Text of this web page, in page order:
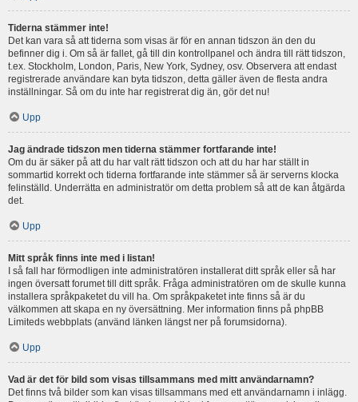
Tiderna stämmer inte!
Det kan vara så att tiderna som visas är för en annan tidszon än den du
befinner dig i. Om så är fallet, gå till din kontrollpanel och ändra till rätt tidszon,
t.ex. Stockholm, London, Paris, New York, Sydney, osv. Observera att endast
registrerade användare kan byta tidszon, detta gäller även de flesta andra
inställningar. Så om du inte har registrerat dig än, gör det nu!
Upp
Jag ändrade tidszon men tiderna stämmer fortfarande inte!
Om du är säker på att du har valt rätt tidszon och att du har har ställt in
sommartid korrekt och tiderna fortfarande inte stämmer så är serverns klocka
felinställd. Underrätta en administratör om detta problem så att de kan åtgärda
det.
Upp
Mitt språk finns inte med i listan!
I så fall har förmodligen inte administratören installerat ditt språk eller så har
ingen översatt forumet till ditt språk. Fråga administratören om de skulle kunna
installera språkpaketet du vill ha. Om språkpaketet inte finns så är du
välkommen att skapa en ny översättning. Mer information finns på phpBB
Limiteds webbplats (använd länken längst ner på forumsidorna).
Upp
Vad är det för bild som visas tillsammans med mitt användarnamn?
Det finns två bilder som kan visas tillsammans med ett användarnamn i inlägg.